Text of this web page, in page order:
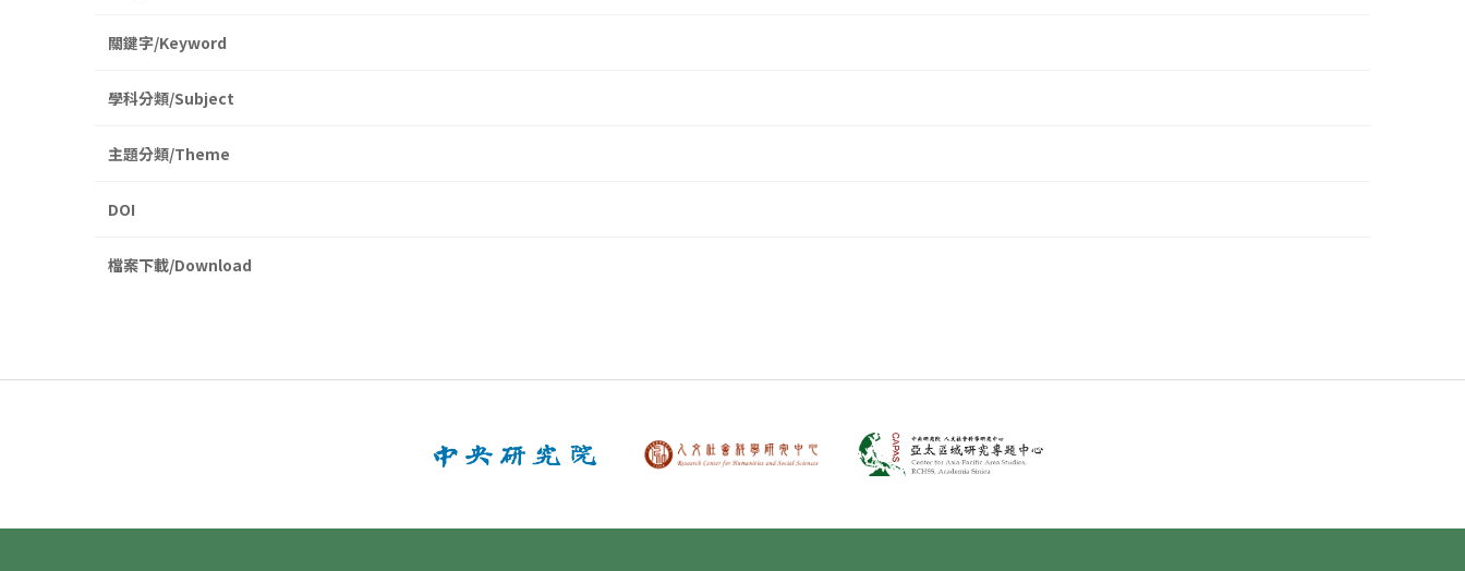
關鍵字/Keyword
學科分類/Subject
主題分類/Theme
DOI
檔案下載/Download